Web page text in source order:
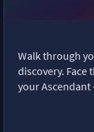
Walk through
discovery.
your